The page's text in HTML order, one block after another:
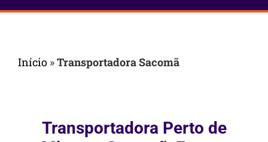
Início »Transportadora Sacomã
Transportadora Perto de